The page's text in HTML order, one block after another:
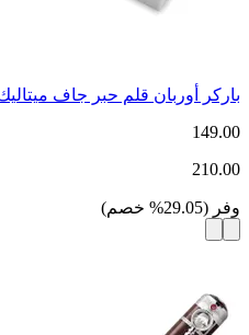
باركر أوربان قلم حبر جاف ميتاليك
149.00
210.00
وفر (
29.05
% خصم)